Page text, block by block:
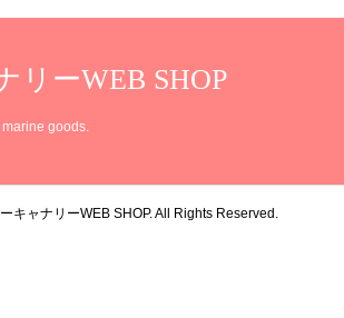
リーWEB SHOP
goods.
キャナリーWEB SHOP. All Rights Reserved.